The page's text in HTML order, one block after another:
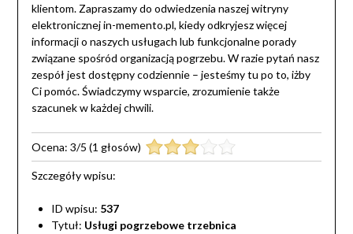
klientom. Zapraszamy do odwiedzenia naszej witryny
elektronicznej in-memento.pl, kiedy odkryjesz więcej
informacji o naszych usługach lub funkcjonalne porady
związane spośród organizacją pogrzebu. W razie pytań nasz
zespół jest dostępny codziennie – jesteśmy tu po to, iżby
Ci pomóc. Świadczymy wsparcie, zrozumienie także
szacunek w każdej chwili.
Ocena: 3/5 (1 głosów)
Szczegóły wpisu:
ID wpisu: 537
Tytuł: Usługi pogrzebowe trzebnica